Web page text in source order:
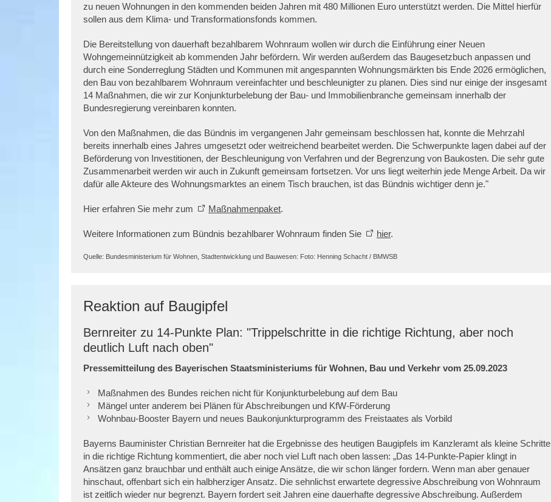
zu neuen Wohnungen in den kommenden beiden Jahren mit 480 Millionen Euro unterstützt werden. Die Mittel hierfür
sollen aus dem Klima- und Transformationsfonds kommen.
Die Bereitstellung von dauerhaft bezahlbarem Wohnraum wollen wir durch die Einführung einer Neuen
Wohngemeinnützigkeit ab kommenden Jahr befördern. Wir werden außerdem das Baugesetzbuch anpassen und
durch eine Sonderreglung Städten und Kommunen mit angespannten Wohnungsmärkten bis Ende 2026 ermöglichen,
den Bau von bezahlbarem Wohnraum vereinfachter und beschleunigter zu planen. Dies sind nur einige der insgesamt
14 Maßnahmen, die wir zur Konjunkturbelebung der Bau- und Immobilienbranche gemeinsam innerhalb der
Bundesregierung vereinbaren konnten.
Von den Maßnahmen, die das Bündnis im vergangenen Jahr gemeinsam beschlossen hat, konnte die Mehrzahl
bereits innerhalb eines Jahres umgesetzt oder weitreichend bearbeitet werden. Die Schwerpunkte lagen dabei auf der
Beförderung von Investitionen, der Beschleunigung von Verfahren und der Begrenzung von Baukosten. Die sehr gute
Zusammenarbeit werden wir auch in Zukunft gemeinsam fortsetzen. Vor uns liegt weiterhin jede Menge Arbeit. Da wir
dafür alle Akteure des Wohnungsmarktes an einem Tisch brauchen, ist das Bündnis wichtiger denn je."
Hier erfahren Sie mehr zum Maßnahmenpaket.
Weitere Informationen zum Bündnis bezahlbarer Wohnraum finden Sie hier.
Quelle: Bundesministerium für Wohnen, Stadtentwicklung und Bauwesen: Foto: Henning Schacht / BMWSB
Reaktion auf Baugipfel
Bernreiter zu 14-Punkte Plan: "Trippelschritte in die richtige Richtung, aber noch
deutlich Luft nach oben"
Pressemitteilung des Bayerischen Staatsministeriums für Wohnen, Bau und Verkehr vom 25.09.2023
Maßnahmen des Bundes reichen nicht für Konjunkturbelebung auf dem Bau
Mängel unter anderem bei Plänen für Abschreibungen und KfW-Förderung
Wohnbau-Booster Bayern und neues Baukonjunkturprogramm des Freistaates als Vorbild
Bayerns Bauminister Christian Bernreiter hat die Ergebnisse des heutigen Baugipfels im Kanzleramt als kleine Schritte
in die richtige Richtung kommentiert, die aber noch viel Luft nach oben lassen: „Das 14-Punkte-Papier klingt in
Ansätzen ganz brauchbar und enthält auch einige Ansätze, die wir schon länger fordern. Wenn man aber genauer
hinschaut, offenbart sich ein halbherziger Ansatz. Die sehnlichst erwartete degressive Abschreibung von Wohnraum
ist zeitlich wieder nur begrenzt. Bayern fordert seit Jahren eine dauerhafte degressive Abschreibung. Außerdem